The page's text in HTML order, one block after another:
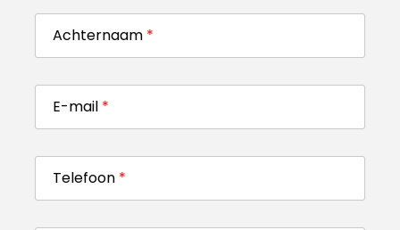
Achternaam *
E-mail *
Telefoon *